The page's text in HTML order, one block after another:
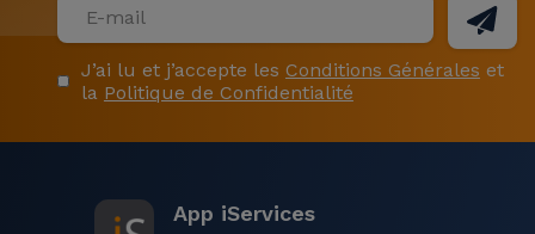
J’ai lu et j’accepte les Conditions Générales et
la Politique de Confidentialité
App iServices